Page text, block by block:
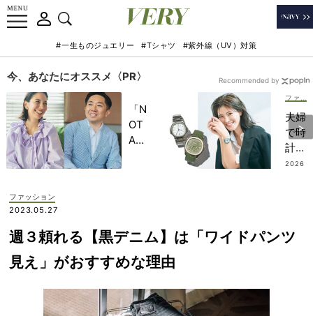
#一生ものジュエリー #Tシャツ #紫外線（UV）対策
今、あなたにオススメ〈PR〉
「N
OT
A
記憶
に一
生残
【極
上の
夫婦
で時
計好
き！
買っ
2026
Recommended by
ファッション
2023.05.27
週３頼れる【黒デニム】は「ワイドパンツ
見え」がおすすめな理由